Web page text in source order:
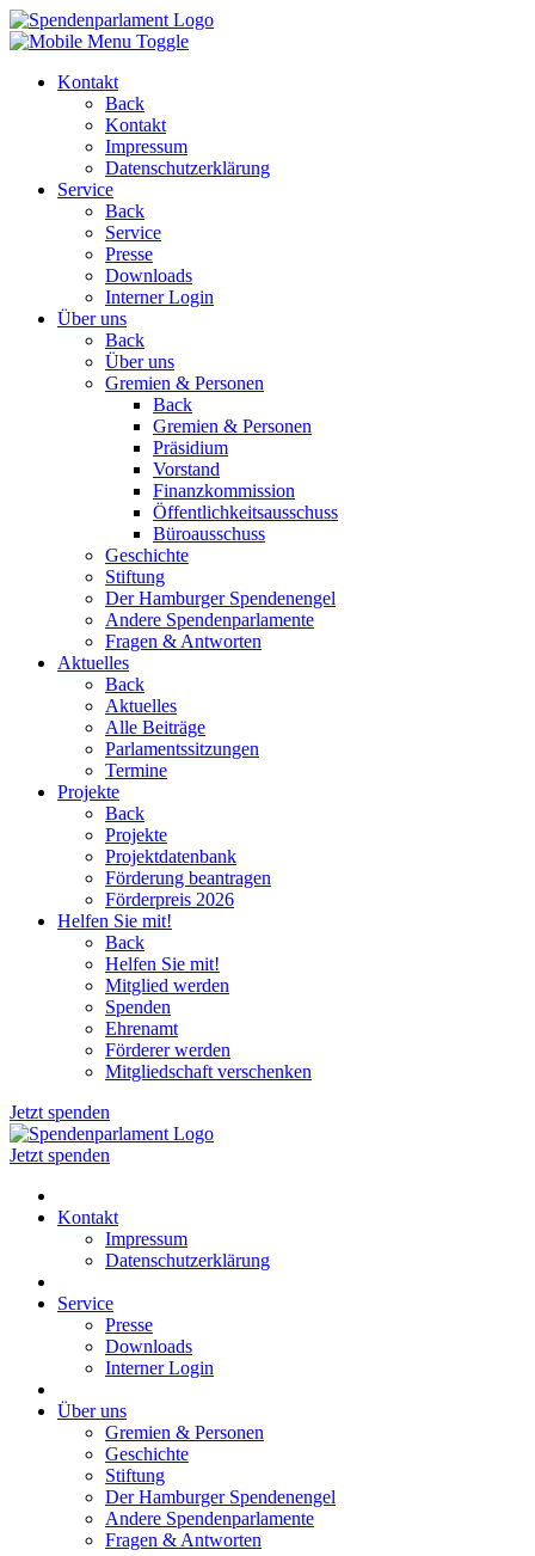
Kontakt
Back
Kontakt
Impressum
Datenschutzerklärung
Service
Back
Service
Presse
Downloads
Interner Login
Über uns
Back
Über uns
Gremien & Personen
Back
Gremien & Personen
Präsidium
Vorstand
Finanzkommission
Öffentlichkeitsausschuss
Büroausschuss
Geschichte
Stiftung
Der Hamburger Spendenengel
Andere Spendenparlamente
Fragen & Antworten
Aktuelles
Back
Aktuelles
Alle Beiträge
Parlamentssitzungen
Termine
Projekte
Back
Projekte
Projektdatenbank
Förderung beantragen
Förderpreis 2026
Helfen Sie mit!
Back
Helfen Sie mit!
Mitglied werden
Spenden
Ehrenamt
Förderer werden
Mitgliedschaft verschenken
Jetzt spenden
Jetzt spenden
Kontakt
Impressum
Datenschutzerklärung
Service
Presse
Downloads
Interner Login
Über uns
Gremien & Personen
Geschichte
Stiftung
Der Hamburger Spendenengel
Andere Spendenparlamente
Fragen & Antworten